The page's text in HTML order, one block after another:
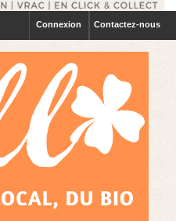
Contactez-nous
Connexion